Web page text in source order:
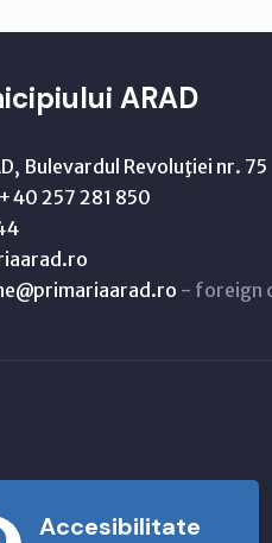
ARAD
Bulevardul Revoluţiei nr. 75
+40 257 281 850
- foreign
Accesibilitate